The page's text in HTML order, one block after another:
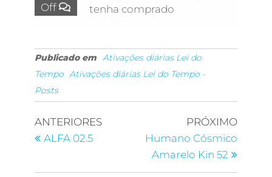
Off
tenha comprado
Publicado em Ativações diárias Lei do
Tempo Ativações diárias Lei do Tempo -
Posts
ANTERIORES
ALFA 02.5
PRÓXIMO
Humano Cósmico
Amarelo Kin 52